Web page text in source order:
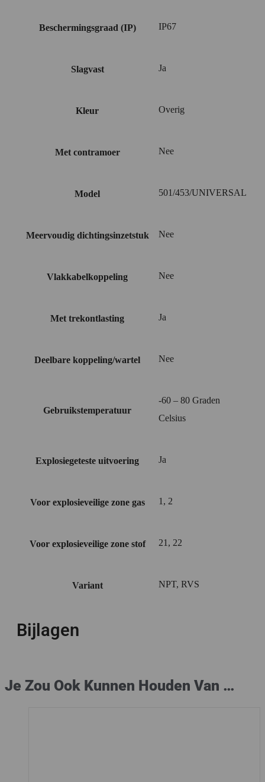
Beschermingsgraad (IP) IP67
Slagvast Ja
Kleur Overig
Met contramoer Nee
Model 501/453/UNIVERSAL
Meervoudig dichtingsinzetstuk Nee
Vlakkabelkoppeling Nee
Met trekontlasting Ja
Deelbare koppeling/wartel Nee
Gebruikstemperatuur
-60 – 80 Graden
Celsius
Explosiegeteste uitvoering Ja
Voor explosieveilige zone gas 1, 2
Voor explosieveilige zone stof 21, 22
Variant NPT, RVS
Bijlagen
Je Zou Ook Kunnen Houden Van …